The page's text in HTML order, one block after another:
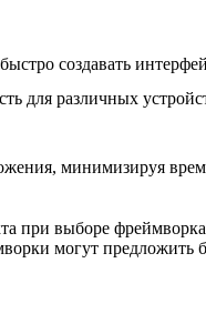
создавать
для различных
минимизируя
при выборе
могут